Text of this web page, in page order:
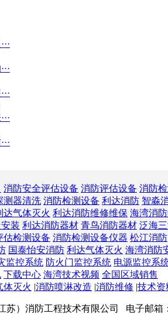
消防安全评估设备 消防评估设备 消防
测器清洗 消防检测设备 利达消防 智淼
达气体灭火 利达消防维修维保 海湾消
装 利达消防器材 青鸟消防器材 泛海
估检测设备 消防检测设备仪器 松江消防
国泰怡安消防 利达气体灭火 海湾消防
监控系统 防火门监控系统 电源监控系
下载中心 海湾技术视频 全国区域销售
体灭火 |消防喷淋改造 |消防维修 |技术资
苏）消防工程技术有限公司 电子邮箱